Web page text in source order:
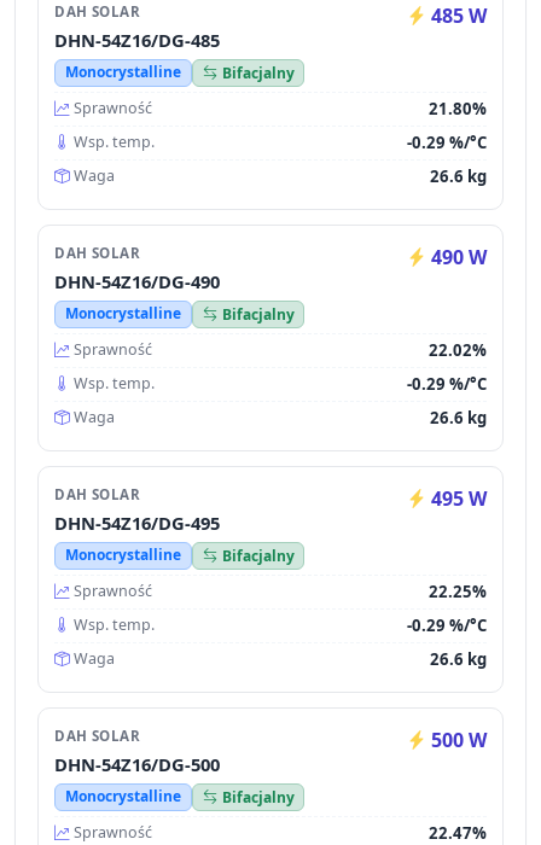
DAH SOLAR 485 W
DHN-54Z16/DG-485
Monocrystalline
Bifacjalny
Sprawność
21.80%
Wsp. temp. -0.29 %/°C
Waga 26.6 kg
DAH SOLAR 490 W
DHN-54Z16/DG-490
Monocrystalline
Bifacjalny
Sprawność
22.02%
Wsp. temp. -0.29 %/°C
Waga 26.6 kg
DAH SOLAR 495 W
DHN-54Z16/DG-495
Monocrystalline
Bifacjalny
Sprawność
22.25%
Wsp. temp. -0.29 %/°C
Waga 26.6 kg
DAH SOLAR 500 W
DHN-54Z16/DG-500
Monocrystalline
Bifacjalny
Sprawność
22.47%